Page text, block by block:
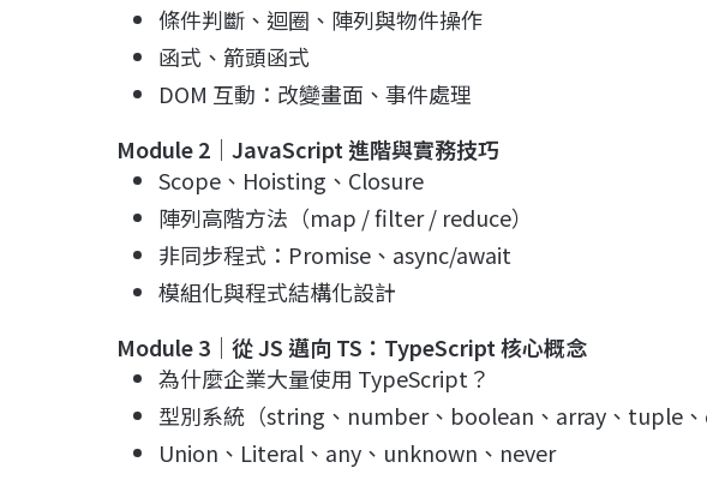
條件判斷、迴圈、陣列與物件操作
函式、箭頭函式
DOM 互動：改變畫面、事件處理
Module 2 ｜ JavaScript 進階與實務技巧
Scope、Hoisting、Closure
陣列高階方法（map / filter / reduce）
非同步程式：Promise、async/await
模組化與程式結構化設計
Module 3 ｜從JS 邁向 TS ： TypeScript核心概念
為什麼企業大量使用 TypeScript？
型別系統（string、number、boolean、array、tuple
Union、Literal、any、unknown、never